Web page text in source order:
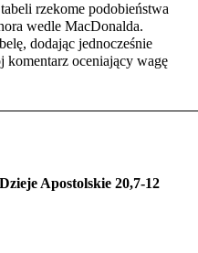
rzekome podobieństwa
wedle MacDonalda.
dodając jednocześnie
komentarz oceniający wagę
Dzieje Apostolskie 20,7-12